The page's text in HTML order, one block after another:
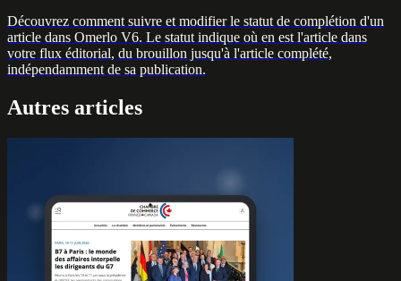
Découvrez comment suivre et modifier le statut de complétion d'un
article dans Omerlo V6. Le statut indique où en est l'article dans
votre flux éditorial, du brouillon jusqu'à l'article complété,
indépendamment de sa publication.
Autres articles